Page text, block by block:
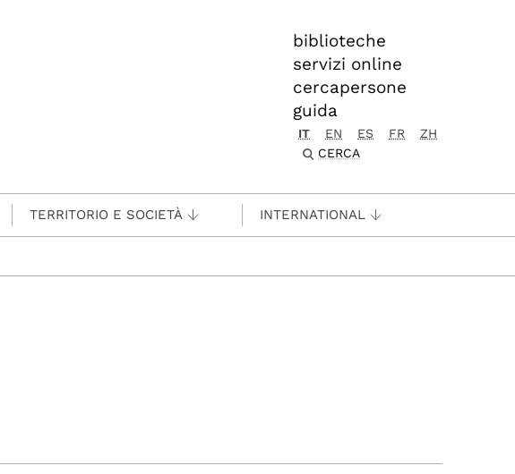
biblioteche
servizi online
cercapersone
guida
IT EN ES FR
ZH
CERCA
TERRITORIO E SOCIETÀ INTERNATIONAL